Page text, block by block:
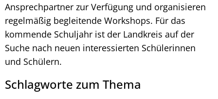
Ansprechpartner zur Verfügung und organisieren
regelmäßig begleitende Workshops. Für das
kommende Schuljahr ist der Landkreis auf der
Suche nach neuen interessierten Schülerinnen
und Schülern.
Schlagworte zum Thema